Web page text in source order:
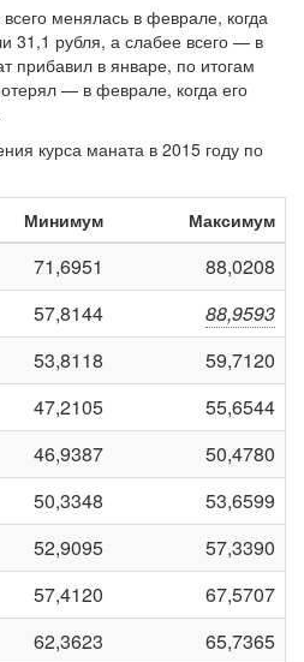
менялась в феврале, когда
31,1 рубля, а слабее всего — в
прибавил в январе, по итогам
— в феврале, когда его
курса маната в 2015 году по
Минимум Максимум
71,6951
88,0208
57,8144
88,9593
53,8118
59,7120
47,2105
55,6544
46,9387
50,4780
50,3348
53,6599
52,9095
57,3390
57,4120
67,5707
62,3623
65,7365